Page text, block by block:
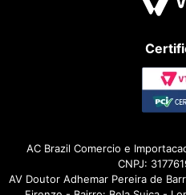
AC Brazil Comercio e
CNPJ:
AV Doutor Adhemar Pereira de